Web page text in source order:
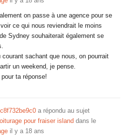
on passe à une agence pour se
ce qui nous reviendrait le moins
Sydney souhaiterait également se
sachant que nous, on pourrait
un weekend, je pense.
ta réponse!
a répondu au sujet
pour fraiser island dans le
il y a 18 ans